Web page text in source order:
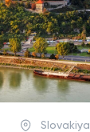
Slovakiya